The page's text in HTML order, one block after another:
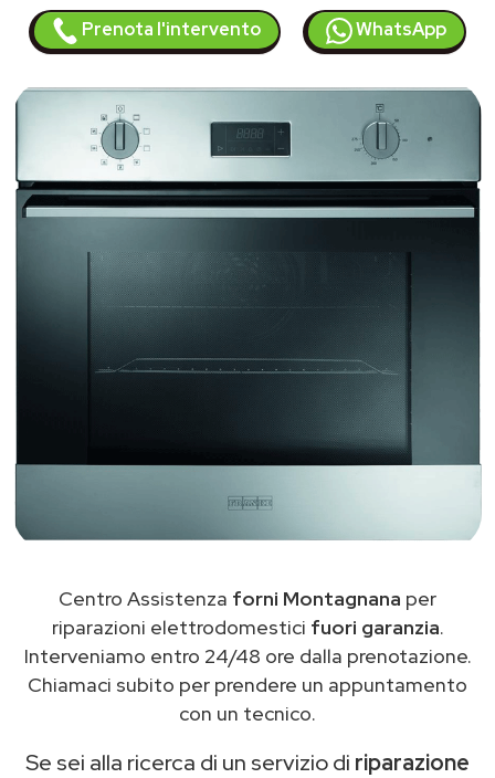
Prenota l'intervento WhatsApp
Centro Assistenza forni Montagnana per
riparazioni elettrodomestici fuori garanzia.
Interveniamo entro 24/48 ore dalla prenotazione.
Chiamaci subito per prendere un appuntamento
con un tecnico.
Se sei alla ricerca di un servizio di riparazione